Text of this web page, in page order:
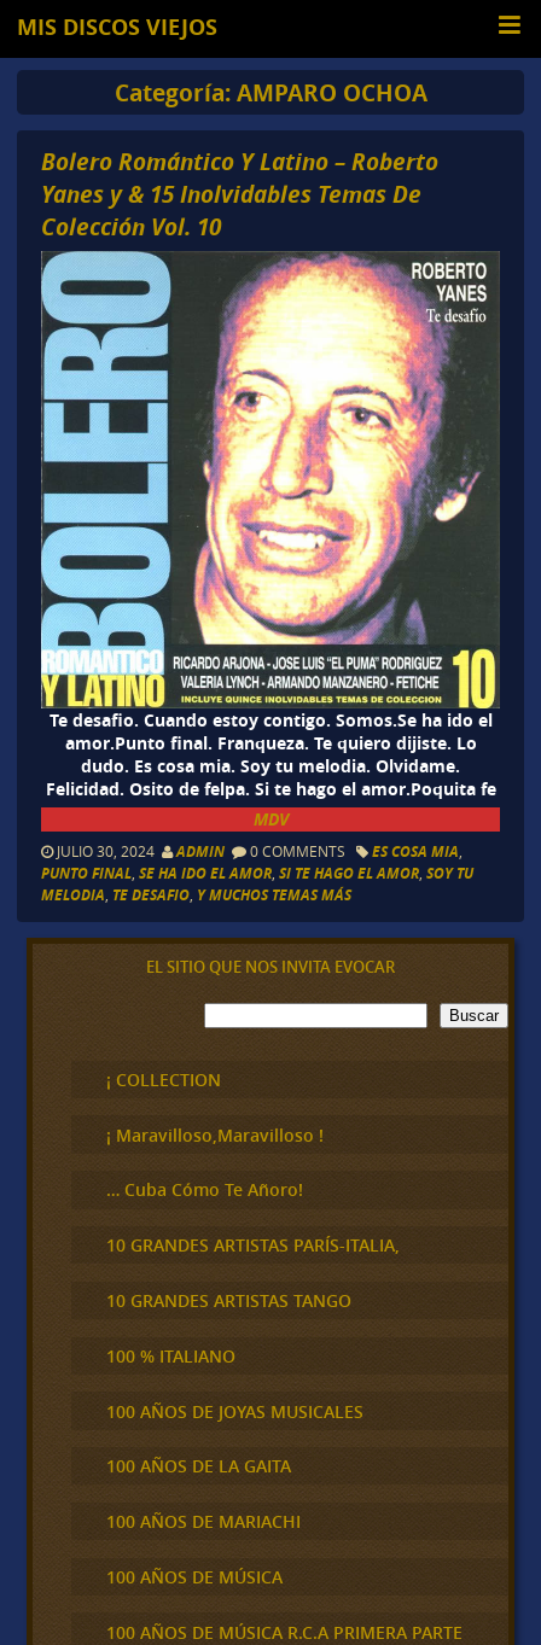
MIS DISCOS VIEJOS
Categoría:AMPARO OCHOA
Bolero Romántico Y Latino – Roberto
Yanes y & 15 Inolvidables Temas De
Colección Vol. 10
Te desafio. Cuando estoy contigo. Somos.Se ha ido el
amor.Punto final. Franqueza. Te quiero dijiste. Lo
dudo. Es cosa mia. Soy tu melodia. Olvidame.
Felicidad. Osito de felpa. Si te hago el amor.Poquita fe
MDV
JULIO 30, 2024 ADMIN 0 COMMENTS ES COSA MIA
PUNTO FINAL, SE HA IDO EL AMOR, SI TE HAGO EL AMOR, SOY TU
MELODIA TE DESAFIO, Y MUCHOS TEMAS MÁS
EL SITIO QUE NOS INVITA EVOCAR
B
u
c
a
Buscar
¡ COLLECTION
¡ Maravilloso,Maravilloso !
… Cuba Cómo Te Añoro!
10 GRANDES ARTISTAS PARÍS-ITALIA,
10 GRANDES ARTISTAS TANGO
100 % ITALIANO
100 AÑOS DE JOYAS MUSICALES
100 AÑOS DE LA GAITA
100 AÑOS DE MARIACHI
100 AÑOS DE MÚSICA
100 AÑOS DE MÚSICA R.C.A PRIMERA PARTE